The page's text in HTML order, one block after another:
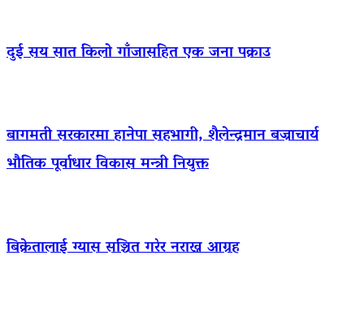
दुई सय सात किलो गाँजासहित एक जना पक्राउ
बागमती सरकारमा हानेपा सहभागी, शैलेन्द्रमान बज्राचार्य
भौतिक पूर्वाधार विकास मन्त्री नियुक्त
बिक्रेतालाई ग्यास सञ्चित गरेर नराख्न आग्रह